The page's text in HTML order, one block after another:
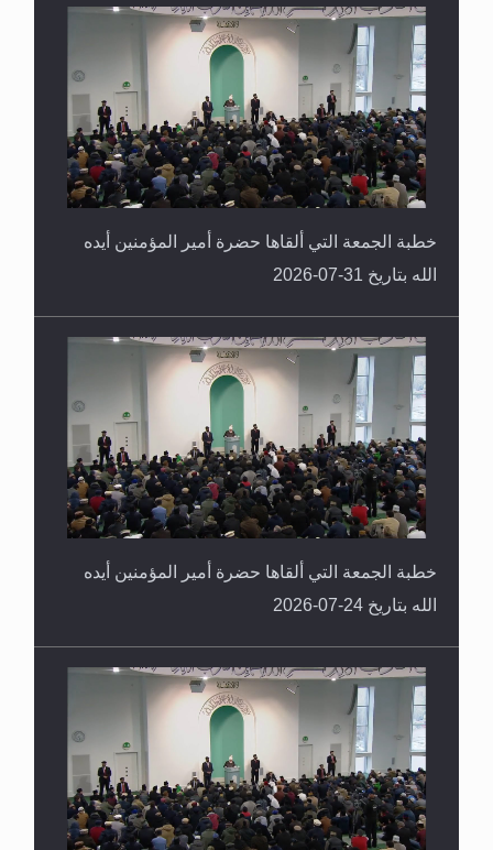
سورة التكوير تُنبئ بزمن بعثة المسيح الموعود عليه
السلام
خطبة الجمعة التي ألقاها حضرة أمير المؤمنين أيده
الله بتاريخ 31-07-2026
خطبة الجمعة التي ألقاها حضرة أمير المؤمنين أيده
الله بتاريخ 24-07-2026